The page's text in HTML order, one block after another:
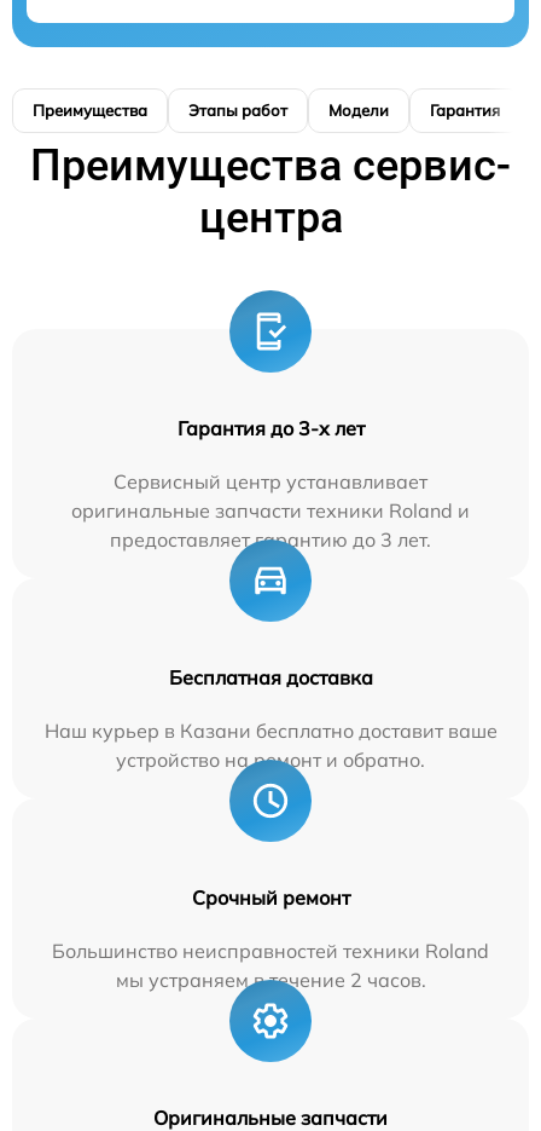
Преимущества Этапы работ Модели Гарантия
Преимущества сервис-
центра
Гарантия до 3-х лет
Сервисный центр устанавливает
оригинальные запчасти техники Roland и
предоставляет гарантию до 3 лет.
Бесплатная доставка
Наш курьер в Казани бесплатно доставит ваше
устройство на ремонт и обратно.
Срочный ремонт
Большинство неисправностей техники Roland
мы устраняем в течение 2 часов.
Оригинальные запчасти